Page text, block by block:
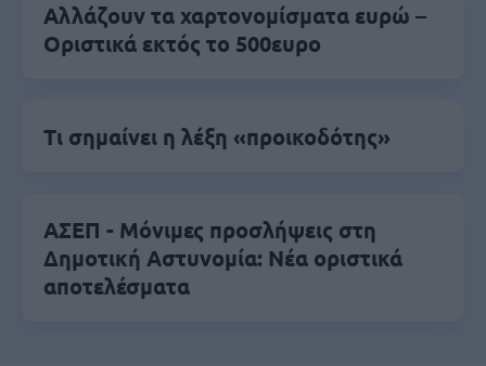
Αλλάζουν τα χαρτονομίσματα ευρώ –
Οριστικά εκτός το 500ευρο
Τι σημαίνει η λέξη «προικοδότης»
ΑΣΕΠ - Μόνιμες προσλήψεις στη
Δημοτική Αστυνομία: Νέα οριστικά
αποτελέσματα